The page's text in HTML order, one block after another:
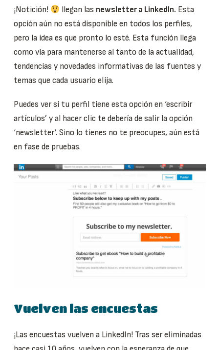
¡Notición! llegan las newsletter a LinkedIn. Esta
opción aún no está disponible en todos los perfiles,
pero la idea es que pronto lo esté. Esta función llega
como vía para mantenerse al tanto de la actualidad,
tendencias y novedades informativas de las fuentes y
temas que cada usuario elija.
Puedes ver si tu perfil tiene esta opción en ‘escribir
artículos’ y al hacer clic te debería de salir la opción
‘newsletter’. Sino lo tienes no te preocupes, aún está
en fase de pruebas.
Vuelven las encuestas
¡Las encuestas vuelven a LinkedIn! Tras ser eliminadas